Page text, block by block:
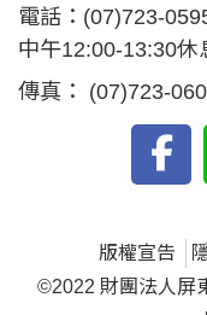
電話： (07)723-
中午12:00-13:30休
傳真：
(07)723-
版權宣告
©2022 財團法人屏